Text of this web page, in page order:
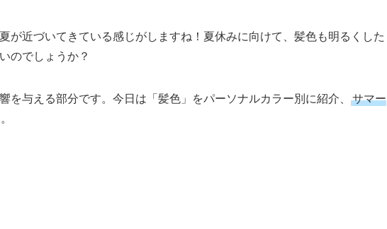
が近づいてきている感じがしますね！夏休みに向けて、髪色も明るくした
のでしょうか？
を与える部分です。今日は「髪色」をパーソナルカラー別に紹介、
サマー